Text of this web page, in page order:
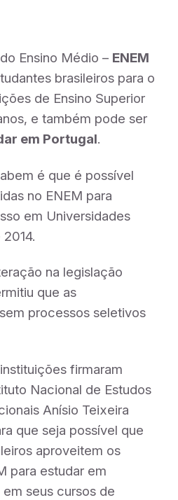
Ensino Médio – ENEM
brasileiros para o
de Ensino Superior
e também pode ser
em Portugal.
é que é possível
no ENEM para
em Universidades
na legislação
que as
processos seletivos
firmaram
Nacional de Estudos
Anísio Teixeira
que seja possível que
aproveitem os
para estudar em
seus cursos de